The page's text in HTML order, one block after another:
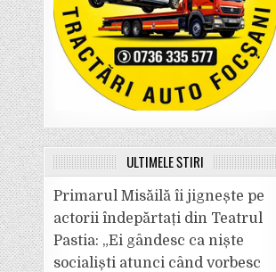
ULTIMELE ȘTIRI
Primarul Misăilă îi jignește pe
actorii îndepărtați din Teatrul
Pastia: „Ei gândesc ca niște
socialiști atunci când vorbesc